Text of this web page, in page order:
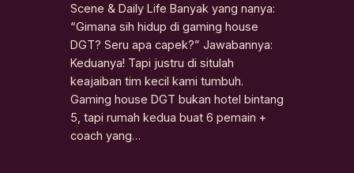
Scene & Daily Life Banyak yang nanya:
“Gimana sih hidup di gaming house
DGT? Seru apa capek?” Jawabannya:
Keduanya! Tapi justru di situlah
keajaiban tim kecil kami tumbuh.
Gaming house DGT bukan hotel bintang
5, tapi rumah kedua buat 6 pemain +
coach yang…